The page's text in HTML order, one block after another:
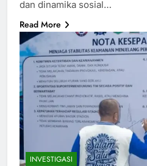
dan dinamika sosial…
Read More
INVESTIGASI